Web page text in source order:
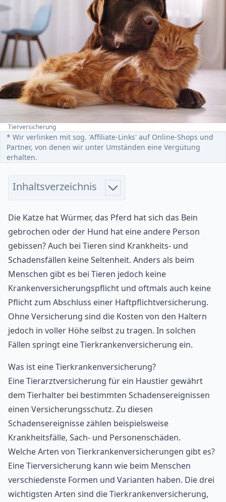
Home
Tierversicherung
* Wir verlinken mit sog. 'Affiliate-Links' auf Online-Shops und
Partner, von denen wir unter Umständen eine Vergütung
erhalten.
Die Katze hat Würmer, das Pferd hat sich das Bein
gebrochen oder der Hund hat eine andere Person
gebissen? Auch bei Tieren sind Krankheits- und
Schadensfällen keine Seltenheit. Anders als beim
Menschen gibt es bei Tieren jedoch keine
Krankenversicherungspflicht und oftmals auch keine
Pflicht zum Abschluss einer Haftpflichtversicherung.
Ohne Versicherung sind die Kosten von den Haltern
jedoch in voller Höhe selbst zu tragen. In solchen
Fällen springt eine Tierkrankenversicherung ein.
Was ist eine Tierkrankenversicherung?
Eine Tierarztversicherung für ein Haustier gewährt
dem Tierhalter bei bestimmten Schadensereignissen
einen Versicherungsschutz. Zu diesen
Schadensereignisse zählen beispielsweise
Krankheitsfälle, Sach- und Personenschäden.
Welche Arten von Tierkrankenversicherungen gibt es?
Eine Tierversicherung kann wie beim Menschen
verschiedenste Formen und Varianten haben. Die drei
wichtigsten Arten sind die Tierkrankenversicherung,
Inhaltsverzeichnis